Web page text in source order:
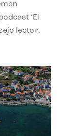
‘El
lector.